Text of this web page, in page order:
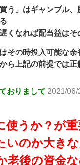
う」はギャンブル
くなれば配当益はそ
その時投入可能な余
ら上記の前提では正
おりまして 2021/06/
使うか？が
いのか大き
老後の資金